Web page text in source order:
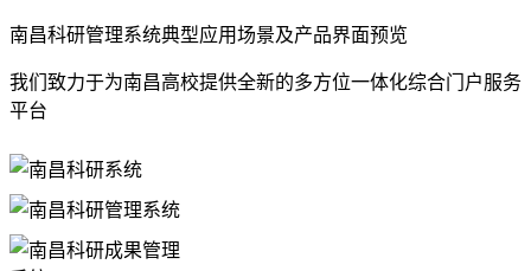
南昌科研管理系统典型应用场景及产品界面预览
我们致力于为南昌高校提供全新的多方位一体化综合门户服务
平台